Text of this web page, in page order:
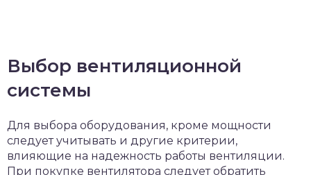
Выбор вентиляционной
системы
Для выбора оборудования, кроме мощности
следует учитывать и другие критерии,
влияющие на надежность работы вентиляции.
При покупке вентилятора следует обратить